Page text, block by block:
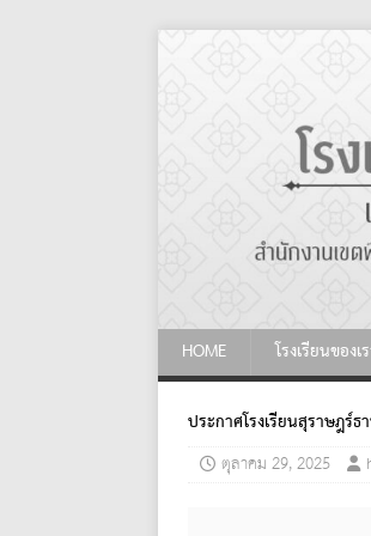
HOME โรงเรียนของเ
ประกาศโรงเรียนสุราษฎร์
ตุลาคม 29, 2025